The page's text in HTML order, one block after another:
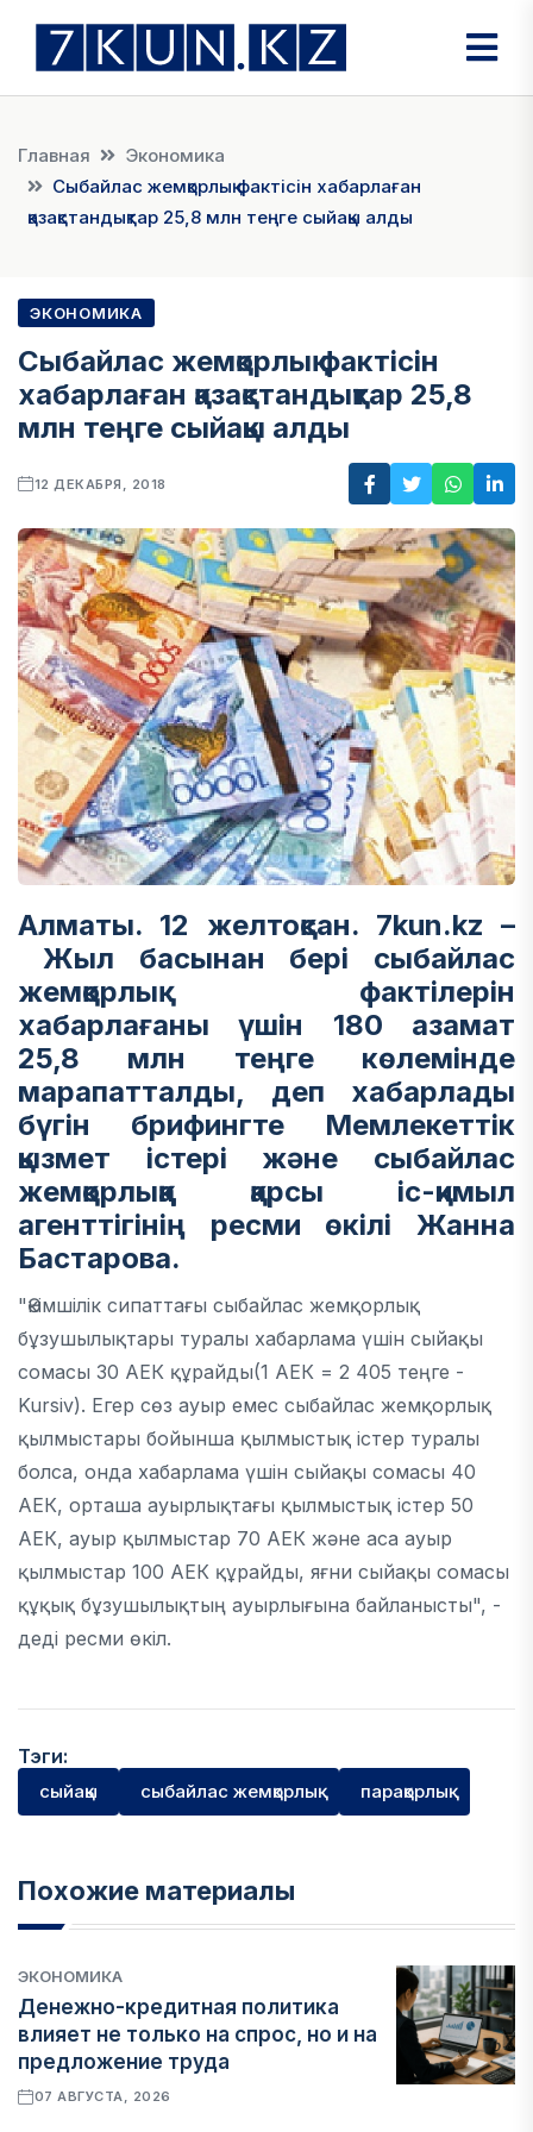
Главная
Экономика
Сыбайлас жемқорлық фактісін хабарлаған
қазақстандықтар 25,8 млн теңге сыйақы алды
ЭКОНОМИКА
Сыбайлас жемқорлық фактісін
хабарлаған қазақстандықтар 25,8
млн теңге сыйақы алды
12 ДЕКАБРЯ, 2018
Алматы. 12 желтоқсан. 7kun.kz –
Жыл басынан бері сыбайлас
жемқорлық фактілерін
хабарлағаны үшін 180 азамат
25,8 млн теңге көлемінде
марапатталды, деп хабарлады
бүгін брифингте Мемлекеттік
қызмет істері және сыбайлас
жемқорлыққа қарсы іс-қимыл
агенттігінің ресми өкілі Жанна
Бастарова.
"Әкімшілік сипаттағы сыбайлас жемқорлық
бұзушылықтары туралы хабарлама үшін сыйақы
сомасы 30 АЕК құрайды(1 АЕК = 2 405 теңге -
Kursiv). Егер сөз ауыр емес сыбайлас жемқорлық
қылмыстары бойынша қылмыстық істер туралы
болса, онда хабарлама үшін сыйақы сомасы 40
АЕК, орташа ауырлықтағы қылмыстық істер 50
АЕК, ауыр қылмыстар 70 АЕК және аса ауыр
қылмыстар 100 АЕК құрайды, яғни сыйақы сомасы
құқық бұзушылықтың ауырлығына байланысты", -
деді ресми өкіл.
Тэги:
сыйақы сыбайлас жемқорлық парақорлық
Похожие материалы
ЭКОНОМИКА
Денежно-кредитная политика
влияет не только на спрос, но и на
предложение труда
07 АВГУСТА, 2026